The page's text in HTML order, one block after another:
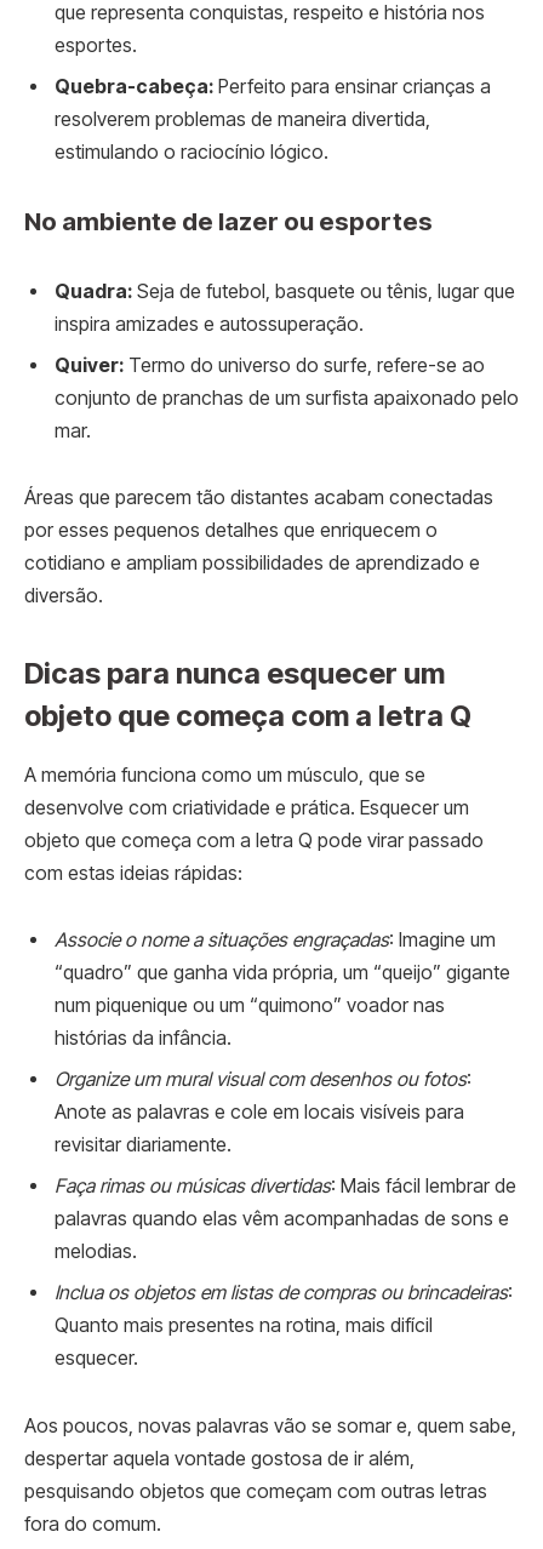
que representa conquistas, respeito e história nos
esportes.
Quebra-cabeça: Perfeito para ensinar crianças a
resolverem problemas de maneira divertida,
estimulando o raciocínio lógico.
No ambiente de lazer ou esportes
Quadra: Seja de futebol, basquete ou tênis, lugar que
inspira amizades e autossuperação.
Quiver: Termo do universo do surfe, refere-se ao
conjunto de pranchas de um surfista apaixonado pelo
mar.
Áreas que parecem tão distantes acabam conectadas
por esses pequenos detalhes que enriquecem o
cotidiano e ampliam possibilidades de aprendizado e
diversão.
Dicas para nunca esquecer um
objeto que começa com a letra Q
A memória funciona como um músculo, que se
desenvolve com criatividade e prática. Esquecer um
objeto que começa com a letra Q pode virar passado
com estas ideias rápidas:
Associe o nome a situações engraçadas: Imagine um
“quadro” que ganha vida própria, um “queijo” gigante
num piquenique ou um “quimono” voador nas
histórias da infância.
Organize um mural visual com desenhos ou fotos:
Anote as palavras e cole em locais visíveis para
revisitar diariamente.
Faça rimas ou músicas divertidas: Mais fácil lembrar de
palavras quando elas vêm acompanhadas de sons e
melodias.
Inclua os objetos em listas de compras ou brincadeiras:
Quanto mais presentes na rotina, mais difícil
esquecer.
Aos poucos, novas palavras vão se somar e, quem sabe,
despertar aquela vontade gostosa de ir além,
pesquisando objetos que começam com outras letras
fora do comum.